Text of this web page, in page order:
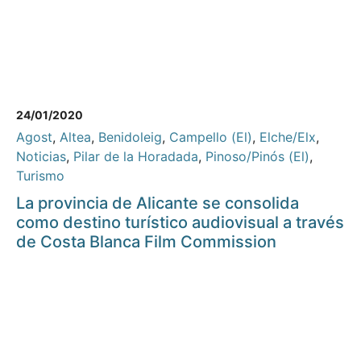
24/01/2020
Agost, Altea, Benidoleig, Campello (El), Elche/Elx,
Noticias, Pilar de la Horadada, Pinoso/Pinós (El),
Turismo
La provincia de Alicante se consolida
como destino turístico audiovisual a través
de Costa Blanca Film Commission